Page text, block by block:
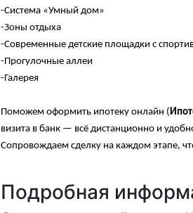
-Система «Умный дом»
-Зоны отдыха
-Современные детские площадки с
-Прогулочные аллеи
-Галерея
Поможем оформить ипотеку онлайн (
визита в банк — всё дистанционно и
Сопровождаем сделку на каждом этапе,
Подробная